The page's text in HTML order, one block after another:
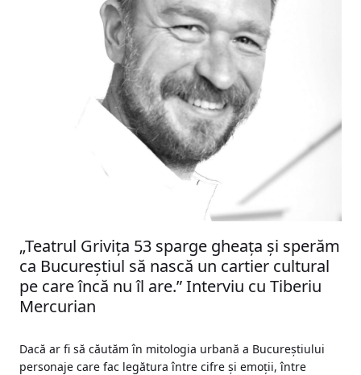
„Teatrul Grivița 53 sparge gheața și sperăm
ca Bucureștiul să nască un cartier cultural
pe care încă nu îl are.” Interviu cu Tiberiu
Mercurian
Dacă ar fi să căutăm în mitologia urbană a Bucureștiului
personaje care fac legătura între cifre și emoții, între